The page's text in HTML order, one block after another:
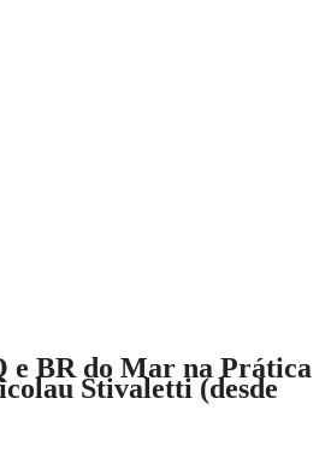
e BR do Mar na Prática
Stivaletti (desde